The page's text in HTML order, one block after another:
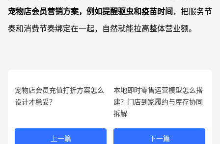
宠物店会员营销方案，例如提醒驱虫和疫苗时间 ，把服务节
奏和消费节奏绑定在一起，自然就能拉高整体营业额。
宠物店会员充值打折方案怎么
设计才稳妥？
上一篇
本地即时零售运营模型怎么搭
建？门店到家履约与库存协同
拆解
下一篇